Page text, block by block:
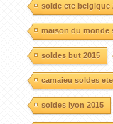
solde ete belgique
maison du monde
soldes but 2015
camaieu soldes
soldes lyon 2015